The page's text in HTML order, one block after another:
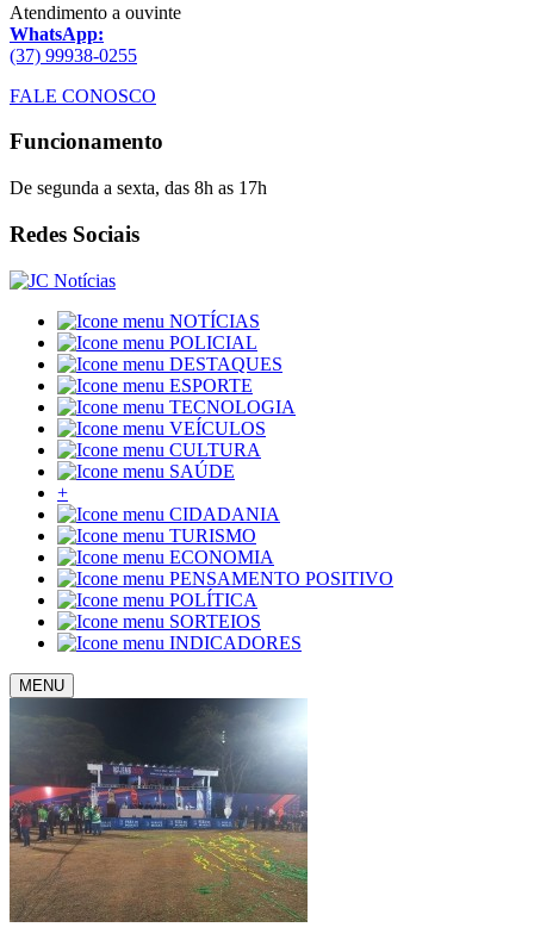
Atendimento a ouvinte
WhatsApp:
(37) 99938-0255
FALE CONOSCO
Funcionamento
De segunda a sexta, das 8h as 17h
Redes Sociais
NOTÍCIAS
POLICIAL
DESTAQUES
ESPORTE
TECNOLOGIA
VEÍCULOS
CULTURA
SAÚDE
+
CIDADANIA
TURISMO
ECONOMIA
PENSAMENTO POSITIVO
POLÍTICA
SORTEIOS
INDICADORES
MENU